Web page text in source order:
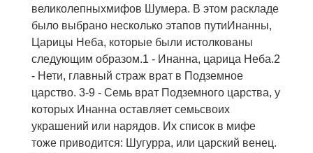
великолепныхмифов Шумера. В этом раскладе
было выбрано несколько этапов путиИнанны,
Царицы Неба, которые были истолкованы
следующим образом.1 - Инанна, царица Неба.2
- Нети, главный страж врат в Подземное
царство. 3-9 - Семь врат Подземного царства, у
которых Инанна оставляет семьсвоих
украшений или нарядов. Их список в мифе
тоже приводится: Шугурра, или царский венец.